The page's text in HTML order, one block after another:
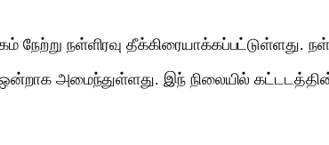
நள்ளிரவு தீக்கிரையாக்கப்பட்டுள்ளது.
அமைந்துள்ளது. இந் நிலையில்